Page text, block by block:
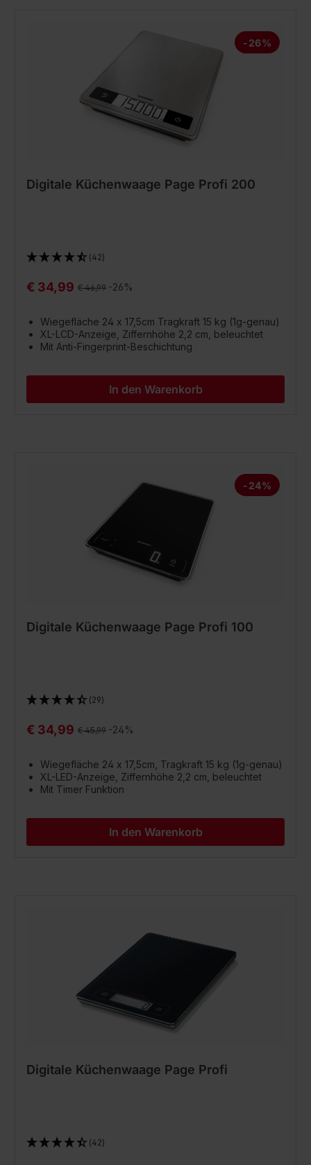
-26%
Digitale Küchenwaage Page Profi 200
(42)
€ 34,99 Regulärer Preis:
€ 46,99 -26%
Wiegefläche 24 x 17,5cm Tragkraft 15 kg (1g-genau)
XL-LCD-Anzeige, Ziffernhöhe 2,2 cm, beleuchtet
Mit Anti-Fingerprint-Beschichtung
In den Warenkorb
-24%
Digitale Küchenwaage Page Profi 100
(29)
€ 34,99 Regulärer Preis:
€ 45,99 -24%
Wiegefläche 24 x 17,5cm, Tragkraft 15 kg (1g-genau)
XL-LED-Anzeige, Ziffernhöhe 2,2 cm, beleuchtet
Mit Timer Funktion
In den Warenkorb
Digitale Küchenwaage Page Profi
(42)